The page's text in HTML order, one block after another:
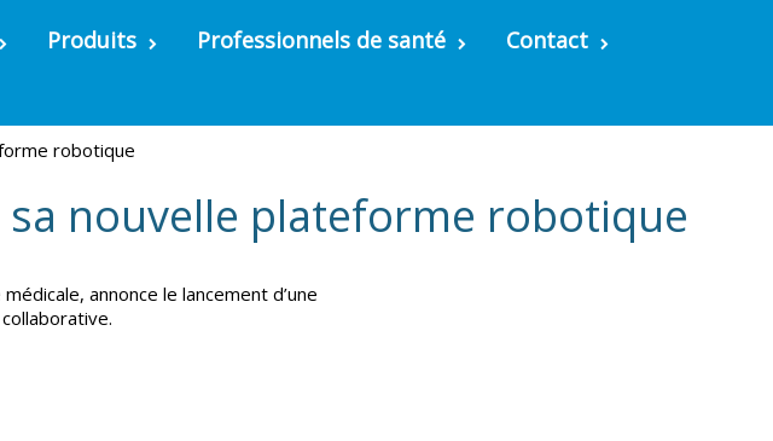
Produits Professionnels de santé Contact
robotique
nouvelle plateforme robotique
annonce le lancement d’une